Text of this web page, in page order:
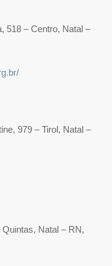
518 – Centro, Natal –
979 – Tirol, Natal –
Natal – RN,